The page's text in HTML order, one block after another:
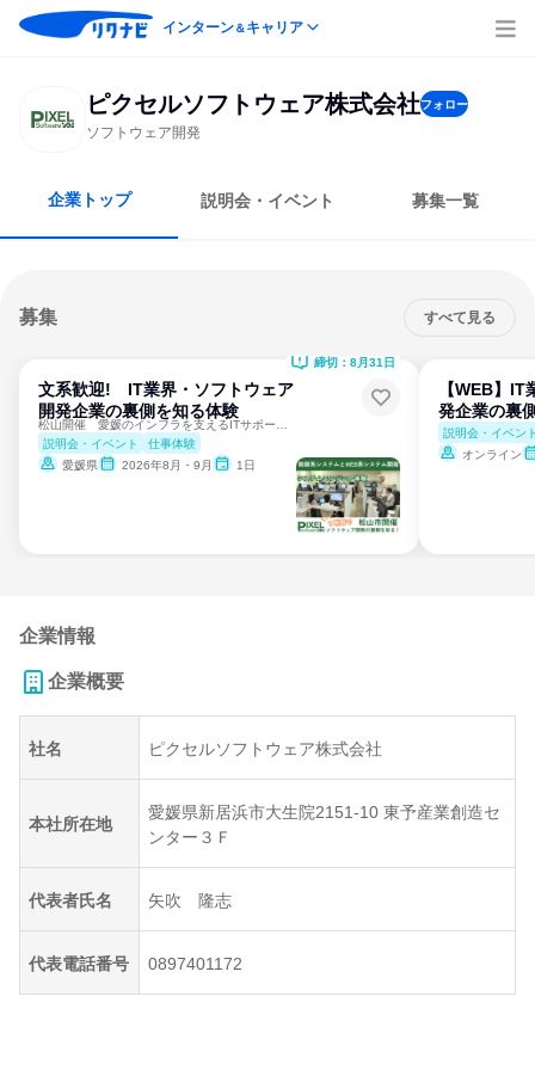
インターン＆キャリア
ピクセルソフトウェア株式会社フォロー
ソフトウェア開発
企業トップ 説明会・イベント 募集一覧
募集 すべて見る
文系歓迎! IT業界・ソフトウェア
開発企業の裏側を知る体験
説明会・イベント
仕事体験
愛媛県
2026年8月・9月 1日
締切：8月31日
【WEB】
発企業の裏
説明会・イベン
オンライン
企業情報
企業概要
社名 ピクセルソフトウェア株式会社
本社所在地
愛媛県新居浜市大生院2151-10 東予産業創造セ
ンター３Ｆ
代表者氏名 矢吹 隆志
代表電話番号 0897401172